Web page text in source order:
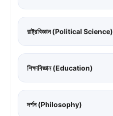
রাষ্ট্রবিজ্ঞান (Political Science)
শিক্ষাবিজ্ঞান (Education)
দর্শন (Philosophy)